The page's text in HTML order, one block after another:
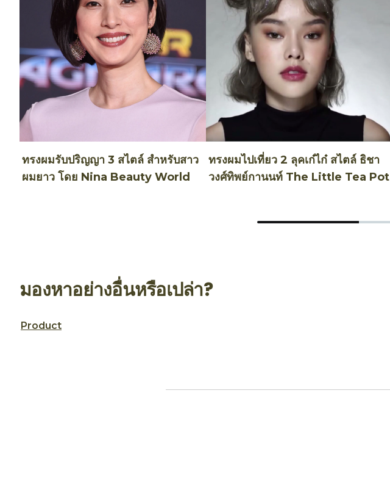
ทรงผมรับปริญญา 3 สไตล์ สำหรับสาว
ผมยาว โดย Nina Beauty World
ทรงผมไปเที่ยว 2 ลุคเก๋ไก๋ สไตล์ ธิชา
วงศ์ทิพย์กานนท์ The Little Tea Pot
มองหาอย่างอื่นหรือเปล่า?
Product